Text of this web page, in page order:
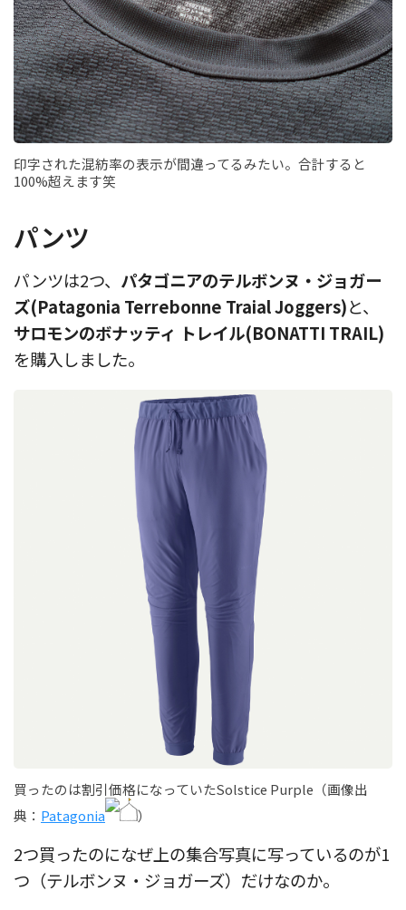
印字された混紡率の表示が間違ってるみたい。合計すると
100%超えます笑
パンツ
パンツは2つ、 パタゴニアのテルボンヌ・ジョガー
ズ(Patagonia Terrebonne Traial Joggers)と、
サロモンのボナッティ トレイル(BONATTI TRAIL)
を購入しました。
買ったのは割引価格になっていたSolstice Purple（画像出
典： Patagonia ）
2つ買ったのになぜ上の集合写真に写っているのが1
つ（テルボンヌ・ジョガーズ）だけなのか。